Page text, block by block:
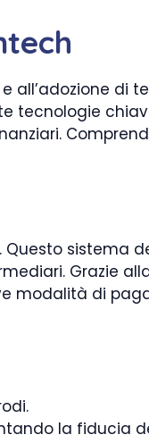
all’adozione di
tecnologie
sistema
Grazie
modalità di
la fiducia